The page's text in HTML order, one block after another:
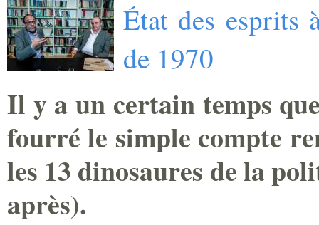
État des esprits
de 1970
Il y a un certain temps
fourré le simple compte
les 13 dinosaures de la
après).